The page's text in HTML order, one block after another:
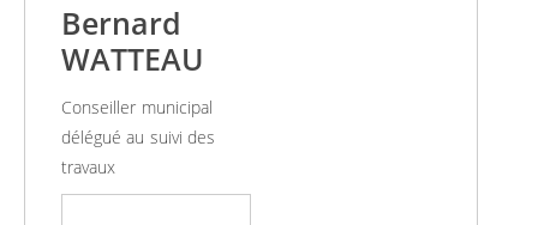
Bernard
WATTEAU
Conseiller municipal
délégué au suivi des
travaux